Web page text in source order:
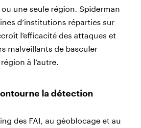
une seule région. Spiderman
d’institutions réparties sur
l’efficacité des attaques et
malveillants de basculer
à l’autre.
la détection
des FAI, au géoblocage et au